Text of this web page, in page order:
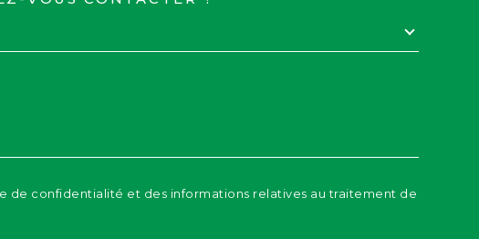
de confidentialité et des informations relatives au traitement de